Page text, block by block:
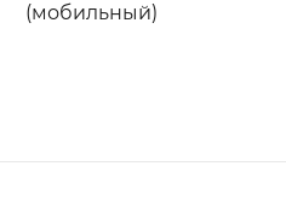
(мобильный)